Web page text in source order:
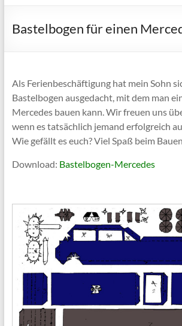
Bastelbogen für einen
Als Ferienbeschäftigung hat mein Sohn
Bastelbogen ausgedacht, mit dem man
Mercedes bauen kann. Wir freuen uns
wenn es tatsächlich jemand erfolgreich
Wie gefällt es euch? Viel Spaß beim
Download: Bastelbogen-Mercedes